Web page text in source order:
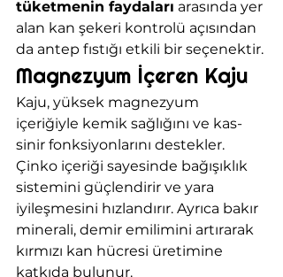
tüketmenin faydaları arasında yer
alan kan şekeri kontrolü açısından
da antep fıstığı etkili bir seçenektir.
Magnezyum İçeren Kaju
Kaju, yüksek magnezyum
içeriğiyle kemik sağlığını ve kas-
sinir fonksiyonlarını destekler.
Çinko içeriği sayesinde bağışıklık
sistemini güçlendirir ve yara
iyileşmesini hızlandırır. Ayrıca bakır
minerali, demir emilimini artırarak
kırmızı kan hücresi üretimine
katkıda bulunur.